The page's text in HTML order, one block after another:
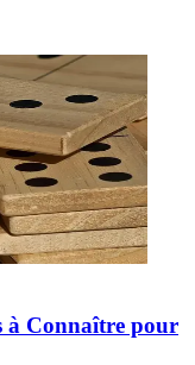
à Connaître pour